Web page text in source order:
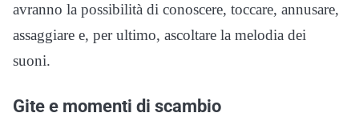
avranno la possibilità di conoscere, toccare, annusare,
assaggiare e, per ultimo, ascoltare la melodia dei
suoni.
Gite e momenti di scambio